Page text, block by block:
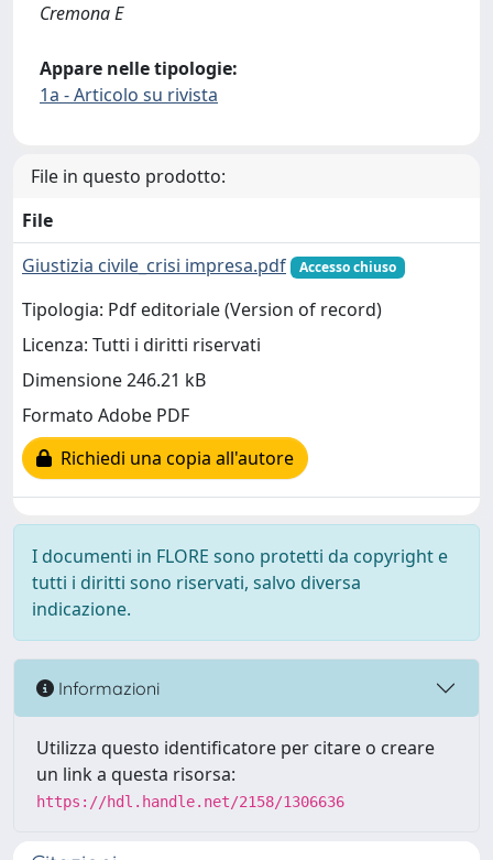
Cremona E
Appare nelle tipologie:
1a - Articolo su rivista
File in questo prodotto:
File
Giustizia civile_crisi impresa.pdf
Accesso chiuso
Tipologia: Pdf editoriale (Version of record)
Licenza: Tutti i diritti riservati
Dimensione 246.21 kB
Formato Adobe PDF
Richiedi una copia all'autore
I documenti in FLORE sono protetti da copyright e
tutti i diritti sono riservati, salvo diversa
indicazione.
Informazioni
Utilizza questo identificatore per citare o creare
un link a questa risorsa:
https://hdl.handle.net/2158/1306636